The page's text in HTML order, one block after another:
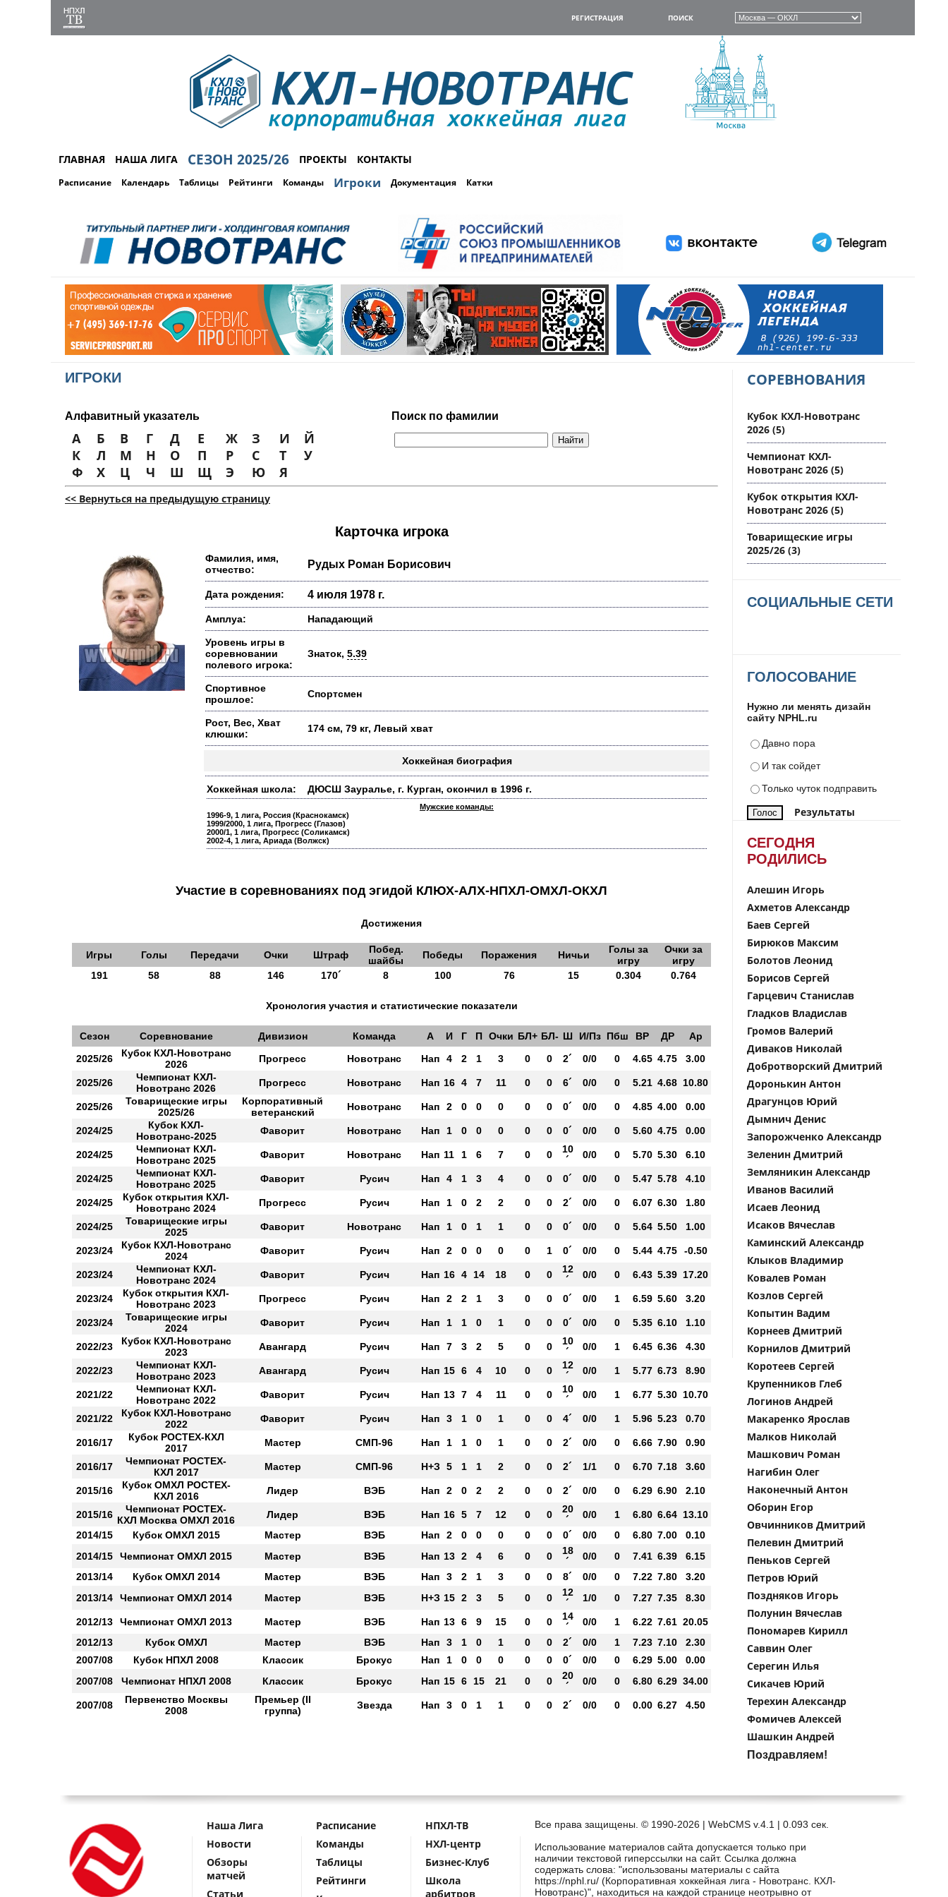
РЕГИСТРАЦИЯ ПОИСК
ГЛАВНАЯ НАША ЛИГА СЕЗОН 2025/26 ПРОЕКТЫ КОНТАКТЫ
Расписание Календарь Таблицы Рейтинги Команды Игроки Документация Катки
ИГРОКИ
Алфавитный указатель Поиск по фамилии
А Б В Г Д Е Ж З И
Й
К
Л М Н О П Р С Т
У
Ф
Х Ц Ч Ш Щ Э Ю Я
<< Вернуться на предыдущую страницу
Карточка игрока
Фамилия, имя,
отчество:
Рудых Роман Борисович
Дата рождения: 4 июля 1978 г.
Амплуа: Нападающий
Уровень игры в
соревновании
полевого игрока:
Знаток, 5.39
Спортивное
прошлое:
Спортсмен
Рост, Вес, Хват
клюшки:
174 см, 79 кг, Левый хват
Хоккейная биография
Хоккейная школа: ДЮСШ Зауралье, г. Курган, окончил в 1996 г.
Мужские команды:
1996-9, 1 лига, Россия (Краснокамск)
1999/2000, 1 лига, Прогресс (Глазов)
2000/1, 1 лига, Прогресс (Соликамск)
2002-4, 1 лига, Ариада (Волжск)
Участие в соревнованиях под эгидой КЛЮХ-АЛХ-НПХЛ-ОМХЛ-ОКХЛ
Достижения
Игры Голы Передачи Очки Штраф
Побед.
шайбы
Победы Поражения Ничьи
Голы за
игру
Очки за
игру
191
58 88 146 170´ 8 100 76 15 0.304 0.764
Хронология участия и статистические показатели
Сезон Соревнование Дивизион Команда А И Г П Очки БЛ+ БЛ- Ш И/Пз Пбш ВР ДР
Ар
2025/26
Кубок КХЛ-Новотранс
2026
Прогресс Новотранс Нап 4 2 1 3 0 0 2´ 0/0 0 4.65 4.75 3.00
2025/26
Чемпионат КХЛ-
Новотранс 2026
Прогресс Новотранс Нап 16 4 7 11 0 0 6´ 0/0 0 5.21 4.68 10.80
2025/26
Товарищеские игры
2025/26
Корпоративный
ветеранский
Новотранс Нап 2 0 0 0 0 0 0´ 0/0 0 4.85 4.00 0.00
2024/25
Кубок КХЛ-
Новотранс-2025
Фаворит Новотранс Нап 1 0 0 0 0 0 0´ 0/0 0 5.60 4.75 0.00
2024/25
Чемпионат КХЛ-
Новотранс 2025
Фаворит Новотранс Нап 11 1 6 7 0 0
10
´
0/0 0 5.70 5.30 6.10
2024/25
Чемпионат КХЛ-
Новотранс 2025
Фаворит Русич Нап 4 1 3 4 0 0 0´ 0/0 0 5.47 5.78 4.10
2024/25
Кубок открытия КХЛ-
Новотранс 2024
Прогресс Русич Нап 1 0 2 2 0 0 2´ 0/0 0 6.07 6.30 1.80
2024/25
Товарищеские игры
2025
Фаворит Новотранс Нап 1 0 1 1 0 0 0´ 0/0 0 5.64 5.50 1.00
2023/24
Кубок КХЛ-Новотранс
2024
Фаворит Русич Нап 2 0 0 0 0 1 0´ 0/0 0 5.44 4.75 -0.50
2023/24
Чемпионат КХЛ-
Новотранс 2024
Фаворит Русич Нап 16 4 14 18 0 0
12
´
0/0 0 6.43 5.39 17.20
2023/24
Кубок открытия КХЛ-
Новотранс 2023
Прогресс Русич Нап 2 2 1 3 0 0 0´ 0/0 1 6.59 5.60 3.20
2023/24
Товарищеские игры
2024
Фаворит Русич Нап 1 1 0 1 0 0 0´ 0/0 0 5.35 6.10 1.10
2022/23
Кубок КХЛ-Новотранс
2023
Авангард Русич Нап 7 3 2 5 0 0
10
´
0/0 1 6.45 6.36 4.30
2022/23
Чемпионат КХЛ-
Новотранс 2023
Авангард Русич Нап 15 6 4 10 0 0
12
´
0/0 1 5.77 6.73 8.90
2021/22
Чемпионат КХЛ-
Новотранс 2022
Фаворит Русич Нап 13 7 4 11 0 0
10
´
0/0 1 6.77 5.30 10.70
2021/22
Кубок КХЛ-Новотранс
2022
Фаворит Русич Нап 3 1 0 1 0 0 4´ 0/0 1 5.96 5.23 0.70
2016/17
Кубок РОСТЕХ-КХЛ
2017
Мастер СМП-96 Нап 1 1 0 1 0 0 2´ 0/0 0 6.66 7.90 0.90
2016/17
Чемпионат РОСТЕХ-
КХЛ 2017
Мастер СМП-96 Н+З 5 1 1 2 0 0 2´ 1/1 0 6.70 7.18 3.60
2015/16
Кубок ОМХЛ РОСТЕХ-
КХЛ 2016
Лидер ВЭБ Нап 2 0 2 2 0 0 2´ 0/0 0 6.29 6.90 2.10
2015/16
Чемпионат РОСТЕХ-
КХЛ Москва ОМХЛ 2016
Лидер ВЭБ Нап 16 5 7 12 0 0
20
´
0/0 1 6.80 6.64 13.10
2014/15
Кубок ОМХЛ 2015 Мастер ВЭБ Нап 2 0 0 0 0 0 0´ 0/0 0 6.80 7.00
0.10
2014/15
Чемпионат ОМХЛ 2015 Мастер ВЭБ Нап 13 2 4 6 0 0
18
´
0/0 0 7.41 6.39
6.15
2013/14
Кубок ОМХЛ 2014 Мастер ВЭБ Нап 3 2 1 3 0 0 8´ 0/0 0 7.22 7.80
3.20
2013/14
Чемпионат ОМХЛ 2014 Мастер ВЭБ Н+З 15 2 3 5 0 0
12
´
1/0 0 7.27 7.35 8.30
2012/13 Чемпионат ОМХЛ 2013 Мастер ВЭБ Нап 13 6 9 15 0 0
14
´
0/0 1 6.22 7.61 20.05
2012/13
Кубок ОМХЛ Мастер ВЭБ Нап 3 1 0 1 0 0 2´ 0/0 1 7.23 7.10
2.30
2007/08
Кубок НПХЛ 2008 Классик Брокус Нап 1 0 0 0 0 0 0´ 0/0 0 6.29 5.00
0.00
2007/08
Чемпионат НПХЛ 2008 Классик Брокус Нап 15 6 15 21 0 0
20
´
0/0 0 6.80 6.29 34.00
2007/08
Первенство Москвы
2008
Премьер (II
группа)
Звезда Нап 3 0 1 1 0 0 2´ 0/0 0 0.00 6.27 4.50
СОРЕВНОВАНИЯ
Кубок КХЛ-Новотранс
2026 (5)
Чемпионат КХЛ-
Новотранс 2026 (5)
Кубок открытия КХЛ-
Новотранс 2026 (5)
Товарищеские игры
2025/26 (3)
СОЦИАЛЬНЫЕ СЕТИ
ГОЛОСОВАНИЕ
Нужно ли менять дизайн
сайту NPHL.ru
Давно пора
И так сойдет
Только чуток подправить
Результаты
СЕГОДНЯ
РОДИЛИСЬ
Алешин Игорь
Ахметов Александр
Баев Сергей
Бирюков Максим
Болотов Леонид
Борисов Сергей
Гарцевич Станислав
Гладков Владислав
Громов Валерий
Диваков Николай
Добротворский Дмитрий
Доронькин Антон
Драгунцов Юрий
Дымнич Денис
Запорожченко Александр
Зеленин Дмитрий
Земляникин Александр
Иванов Василий
Исаев Леонид
Исаков Вячеслав
Каминский Александр
Клыков Владимир
Ковалев Роман
Козлов Сергей
Копытин Вадим
Корнеев Дмитрий
Корнилов Дмитрий
Коротеев Сергей
Крупенников Глеб
Логинов Андрей
Макаренко Ярослав
Малков Николай
Машкович Роман
Нагибин Олег
Наконечный Антон
Оборин Егор
Овчинников Дмитрий
Пелевин Дмитрий
Пеньков Сергей
Петров Юрий
Поздняков Игорь
Полунин Вячеслав
Пономарев Кирилл
Саввин Олег
Серегин Илья
Сикачев Юрий
Терехин Александр
Фомичев Алексей
Шашкин Андрей
Поздравляем!
Наша Лига
Новости
Обзоры
матчей
Статьи
Расписание
Команды
Таблицы
Рейтинги
НПХЛ-ТВ
НХЛ-центр
Бизнес-Клуб
Школа
арбитров
Все права защищены. © 1990-2026 | WebCMS v.4.1 | 0.093 сек.
Использование материалов сайта допускается только при
наличии текстовой гиперссылки на сайт. Ссылка должна
содержать слова: "использованы материалы с сайта
https://nphl.ru/ (Корпоративная хоккейная лига - Новотранс. КХЛ-
Новотранс)", находиться на каждой странице неотрывно от